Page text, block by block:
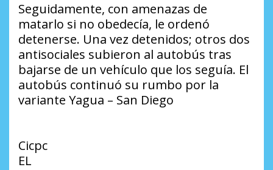
Seguidamente, con amenazas de
matarlo si no obedecía, le ordenó
detenerse. Una vez detenidos; otros dos
antisociales subieron al autobús tras
bajarse de un vehículo que los seguía. El
autobús continuó su rumbo por la
variante Yagua – San Diego
Cicpc
EL